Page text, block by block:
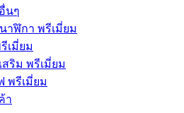
นๆ
าฬิกา พรีเมี่ยม
เมี่ยม
ริม พรีเมี่ยม
พรีเมี่ยม
า